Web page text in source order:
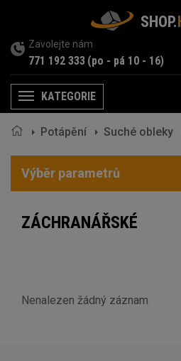
SHOP.
Zavolejte nám
771 192 333 (po - pá 10 - 16)
MenuKATEGORIE
Potápění Suché obleky
Výběr parametrů
ZÁCHRANÁŘSKÉ
Nenalezen žádný záznam